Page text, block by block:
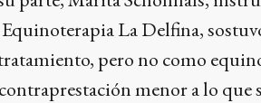
La Delfina,
pero no como
menor a lo que